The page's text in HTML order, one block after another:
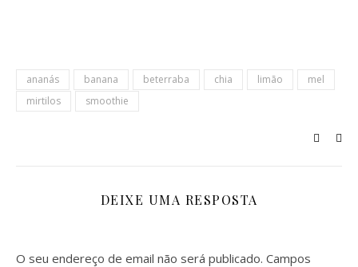
ananás banana beterraba chia limão
mel
mirtilos
smoothie
DEIXE UMA RESPOSTA
O seu endereço de email não será publicado. Campos